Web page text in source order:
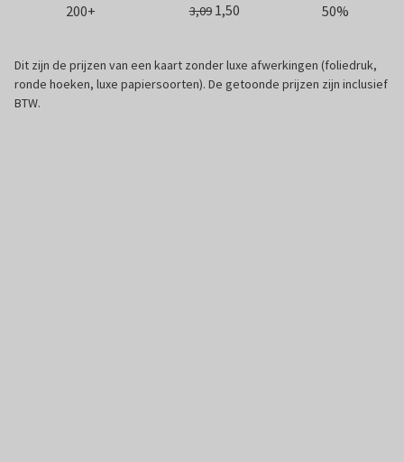
200+
3,09 1,50 50%
Dit zijn de prijzen van een kaart zonder luxe afwerkingen (foliedruk,
ronde hoeken, luxe papiersoorten). De getoonde prijzen zijn inclusief
BTW.